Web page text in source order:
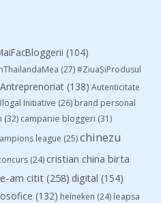
(104)
(27)#ZiuaȘiProdusul
Antreprenoriat (138) Autenticitate
Initiative (26) brand personal
(32) campanie bloggeri (31)
league (25)chinezu
(24)cristian china birta
am citit (258) digital (154)
(132) heineken (24) leapsa